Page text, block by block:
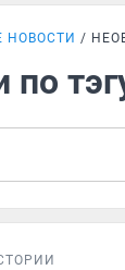
НОВОСТИ
по